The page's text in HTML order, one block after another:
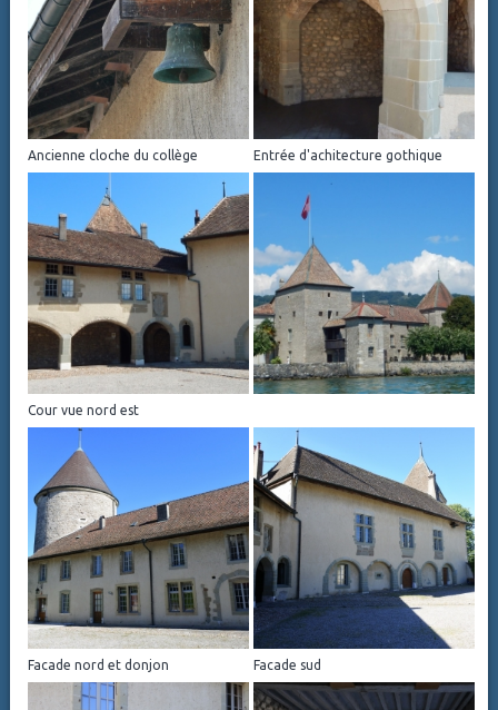
Ancienne cloche du collège Entrée d'achitecture gothique
Cour vue nord est
Facade nord et donjon Facade sud